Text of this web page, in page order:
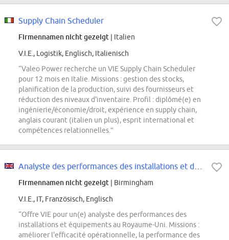
Supply Chain Scheduler
Firmennamen nicht gezeigt | Italien
V.I.E., Logistik, Englisch, Italienisch
“Valeo Power recherche un VIE Supply Chain Scheduler
pour 12 mois en Italie. Missions : gestion des stocks,
planification de la production, suivi des fournisseurs et
réduction des niveaux d'inventaire. Profil : diplômé(e) en
ingénierie/économie/droit, expérience en supply chain,
anglais courant (italien un plus), esprit international et
compétences relationnelles.”
Firmennamen nicht gezeigt | Birmingham
V.I.E., IT, Französisch, Englisch
“Offre VIE pour un(e) analyste des performances des
installations et équipements au Royaume-Uni. Missions :
améliorer l'efficacité opérationnelle, la performance des